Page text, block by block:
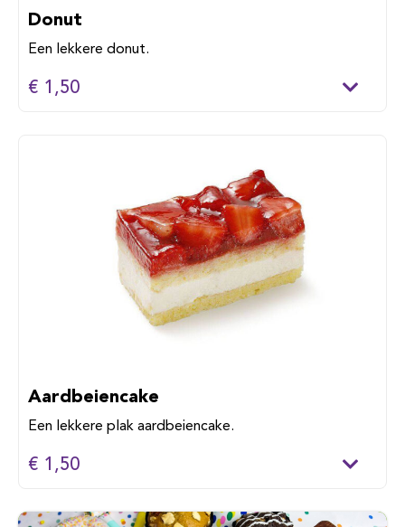
Donut
Een lekkere donut.
€ 1,50
Aardbeiencake
Een lekkere plak aardbeiencake.
€ 1,50